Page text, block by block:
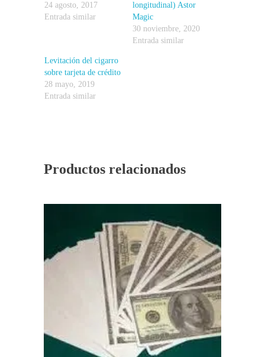
24 agosto, 2017
Entrada similar
longitudinal) Astor
Magic
30 noviembre, 2020
Entrada similar
Levitación del cigarro
sobre tarjeta de crédito
28 mayo, 2019
Entrada similar
Productos relacionados